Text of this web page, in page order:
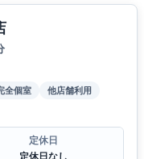
全個室
他店舗利用
定休日
定休日なし